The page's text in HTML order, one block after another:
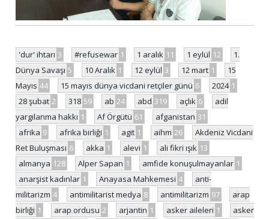
'dur' ihtarı 3 #refusewar 1 1 aralık 11 1 eylül 12
1.
Dünya Savaşı 5 10 Aralık 1 12 eylül 3 12 mart 1
15
Mayıs 44 15 mayıs dünya vicdani retçiler günü 6 2024 1
28 şubat 2 318 59 ab 24 abd 319 açlık 6
adil
yargılanma hakkı 1 Af Örgütü 61 afganistan 31
afrika 9 afrika birliği 1 agit 1 aihm 26
Akdeniz Vicdani
Ret Buluşması 6 akka 1 alevi 1 ali fikri ışık 13
almanya 128 Alper Sapan 1 amfide konuşulmayanlar 1
anarşist kadınlar 1 Anayasa Mahkemesi 4
anti-
militarizm 4 antimilitarist medya 8 antimilitarizm 97
arap
birliği 1 arap ordusu 2 arjantin 1 asker aileleri 1
asker